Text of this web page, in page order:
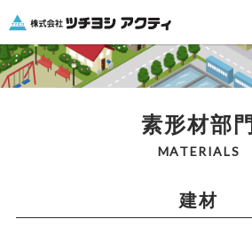
MATERIALS
素形材部門
建材